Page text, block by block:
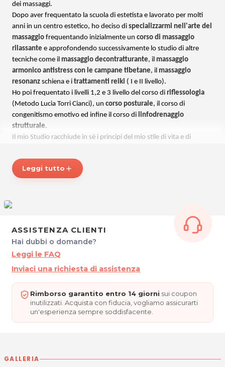
dei massaggi.
Dopo aver frequentato la scuola di estetista e lavorato per molti
anni in un centro estetico, ho deciso di specializzarmi nell'arte del
massaggio frequentando inizialmente un corso di massaggio
rilassante e approfondendo successivamente lo studio di altre
tecniche come il massaggio decontratturante, il massaggio
armonico antistress con le campane tibetane, il massaggio
resonanz schiena e i trattamenti reiki ( I e II livello).
Ho poi frequentato i livelli 1,2 e 3 livello del corso di riflessologia
(Metodo Lucia Torri Cianci), un corso posturale, il corso di
congenitismo emotivo ed infine il corso di linfodrenaggio
strutturale.
Il mio Studio racchiude in sè i principi del mio stile di vita e di
prodotti eoli essenziali naturali
dei trattamenti.
Vieni a trovarmi nel mio studio, ti potrò dare i mezzi per ascoltarlo
e per capirlo, e le mie mani per aiutarlo!
*Prezzi di listino verificati in data 11/05/2017.
ORARI
Dal Lunedì al Sabato su appuntamento.
5ELEMENTI
P.IVA 02884590304
Leggi tutto add
ASSISTENZA CLIENTI
Hai dubbi o domande?
Leggi le FAQ
Inviaci una richiesta di assistenza
Rimborso garantito entro 14 giorni sui coupon
inutilizzati. Acquista con fiducia, vogliamo assicurarti
un'esperienza sempre soddisfacente.
GALLERIA